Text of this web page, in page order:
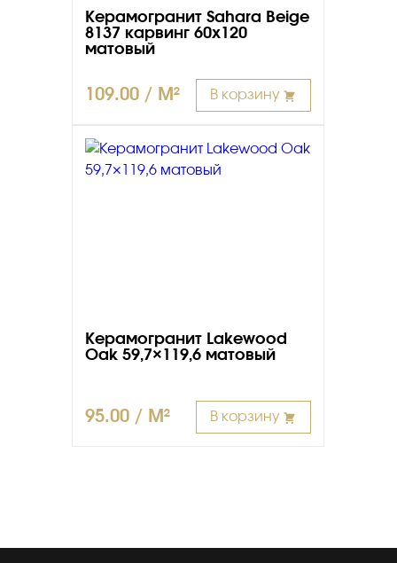
Керамогранит Sahara Beige
8137 карвинг 60х120
матовый
109.00 / M² В корзину
Керамогранит Lakewood
Oak 59,7×119,6 матовый
95.00 / M² В корзину